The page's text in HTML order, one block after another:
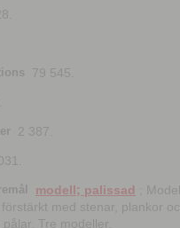
79 545.
2 387.
modell; palissad
;
med stenar, plankor
Tre modeller.